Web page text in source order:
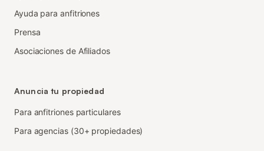
Ayuda para anfitriones
Prensa
Asociaciones de Afiliados
Anuncia tu propiedad
Para anfitriones particulares
Para agencias (30+ propiedades)